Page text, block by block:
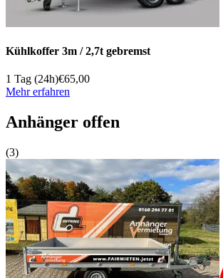
Kühlkoffer 3m / 2,7t gebremst
1 Tag (24h)€65,00
Mehr erfahren
Anhänger offen
(3)